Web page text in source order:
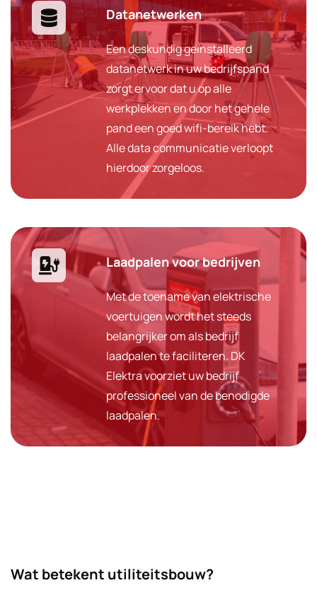
Datanetwerken
Een deskundig geïnstalleerd
datanetwerk in uw bedrijfspand
zorgt ervoor dat u op alle
werkplekken en door het gehele
pand een goed wifi-bereik hebt.
Alle data communicatie verloopt
hierdoor zorgeloos.
Laadpalen voor bedrijven
Met de toename van elektrische
voertuigen wordt het steeds
belangrijker om als bedrijf
laadpalen te faciliteren. DK
Elektra voorziet uw bedrijf
professioneel van de benodigde
laadpalen.
Wat betekent utiliteitsbouw?